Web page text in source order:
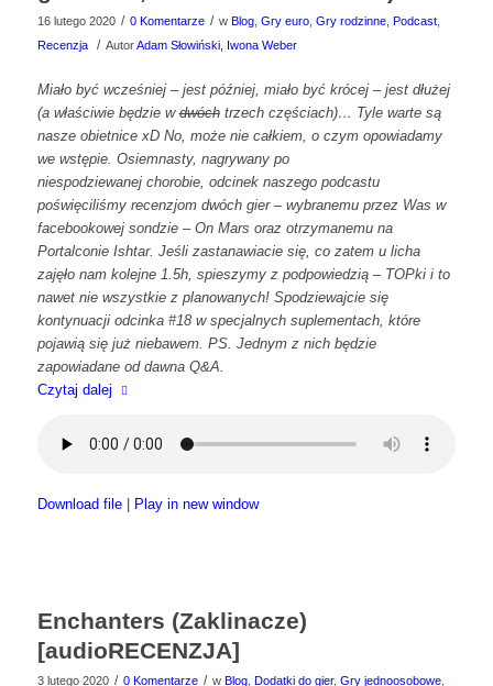
16 lutego 2020 / 0 Komentarze / w Blog, Gry euro, Gry rodzinne, Podcast,
Recenzja
/ AutorAdam Słowiński, Iwona Weber
Miało być wcześniej – jest później, miało być krócej – jest dłużej
(a właściwie będzie wdwóchtrzech częściach)… Tyle warte są
nasze obietnice xD No, może nie całkiem, o czym opowiadamy
we wstępie. Osiemnasty, nagrywany po
niespodziewanej chorobie, odcinek naszego podcastu
poświęciliśmy recenzjom dwóch gier – wybranemu przez Was w
facebookowej sondzie – On Mars oraz otrzymanemu na
Portalconie Ishtar. Jeśli zastanawiacie się, co zatem u licha
zajęło nam kolejne 1.5h, spieszymy z podpowiedzią – TOPki i to
nawet nie wszystkie z planowanych! Spodziewajcie się
kontynuacji odcinka #18 w specjalnych suplementach, które
pojawią się już niebawem. PS. Jednym z nich będzie
zapowiadane od dawna Q&A.
Czytaj dalej
Download file| Play in new window
Enchanters (Zaklinacze)
[audioRECENZJA]
3 lutego 2020 / 0 Komentarze / w Blog, Dodatki do gier, Gry jednoosobowe,